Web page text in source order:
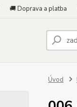
🚚 Doprava a platba
Úvod